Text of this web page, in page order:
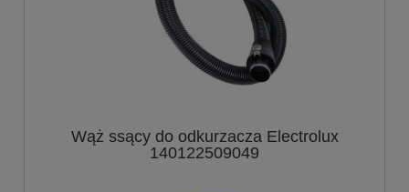
Wąż ssący do odkurzacza Electrolux
140122509049